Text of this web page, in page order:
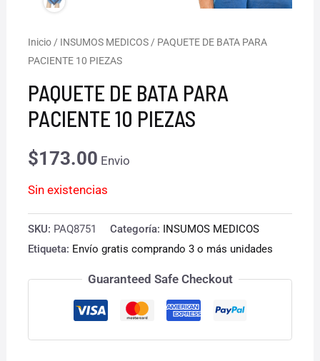
Inicio / INSUMOS MEDICOS / PAQUETE DE BATA PARA
PACIENTE 10 PIEZAS
PAQUETE DE BATA PARA
PACIENTE 10 PIEZAS
$173.00 Envio
Sin existencias
SKU: PAQ8751 Categoría:
INSUMOS MEDICOS
Etiqueta: Envío gratis comprando 3 o más unidades
Guaranteed Safe Checkout